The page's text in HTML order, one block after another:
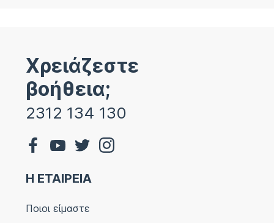
Χρειάζεστε
βοήθεια;
2312 134 130
Η ΕΤΑΙΡΕΙΑ
Ποιοι είμαστε